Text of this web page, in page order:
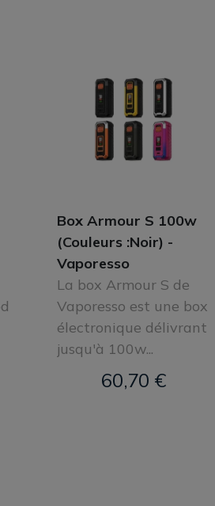
Box Armour S 100w
(Couleurs :Noir) -
Vaporesso
La box Armour S de
Vaporesso est une box
électronique délivrant
jusqu'à 100w...
60,70 €